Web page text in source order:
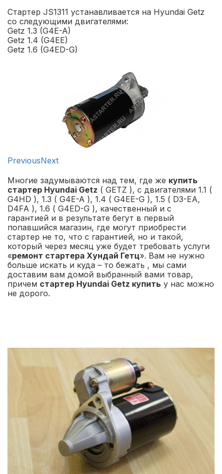
Стартер JS1311 устанавливается на Hyundai Getz
со следующими двигателями:
Getz 1.3 (G4E-A)
Getz 1.4 (G4EE)
Getz 1.6 (G4ED-G)
PreviousNext
Многие задумываются над тем, где же купить
стартер Hyundai Getz ( GETZ ), с двигателями 1.1 (
G4HD ), 1.3 ( G4E-A ), 1.4 ( G4EE-G ), 1.5 ( D3-EA,
D4FA ), 1.6 ( G4ED-G ), качественный и с
гарантией и в результате бегут в первый
попавшийся магазин, где могут приобрести
стартер не то, что с гарантией, но и такой,
который через месяц уже будет требовать услуги
«ремонт стартера Хундай Гетц». Вам не нужно
больше искать и куда – то бежать , мы сами
доставим вам домой выбранный вами товар,
причем стартер Hyundai Getz купить у нас можно
не дорого.